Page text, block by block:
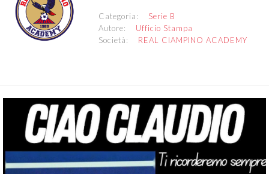
Categoria: Serie B
Autore: Ufficio Stampa
Società: REAL CIAMPINO ACADEMY